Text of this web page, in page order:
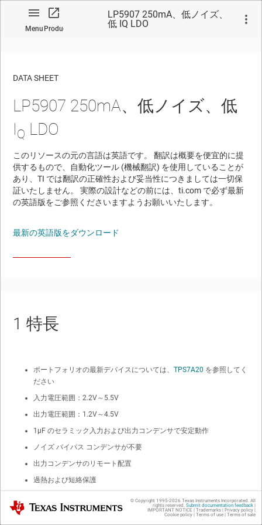
MenuProduct
LP5907 250mA、低ノイズ、
低 IQ LDO
No matches found.
DATA SHEET
LP5907 250mA、低ノイズ、低
IQ LDO
このリソースの元の言語は英語です。 翻訳は概要を便宜的に提
供するもので、自動化ツール (機械翻訳) を使用していることが
あり、TI では翻訳の正確性および妥当性につきましては一切保
証いたしません。 実際の設計などの前には、ti.com で必ず最新
の英語版をご参照くださいますようお願いいたします。
最新の英語版をダウンロード
1 特長
ポートフォリオの最新デバイスについては、 TPS7A20 を参照してく
ださい
入力電圧範囲：2.2V～5.5V
出力電圧範囲：1.2V～4.5V
1µF のセラミック入力および出力コンデンサで安定動作
ノイズ バイパス コンデンサが不要
出力コンデンサのリモート配置
過熱および短絡保護
低い出力電圧ノイズ：6.5µV
未満
Texas Instruments © Copyright 1995-2026 Texas Instruments Incorporated. All
rights reserved. Submit documentation feedback|
IMPORTANT NOTICE | Trademarks| Privacy policy|
Cookie policy| Terms of use| Terms of sale